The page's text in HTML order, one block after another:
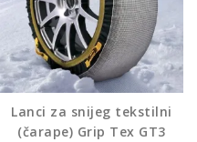
Lanci za snijeg tekstilni
(čarape) Grip Tex GT3